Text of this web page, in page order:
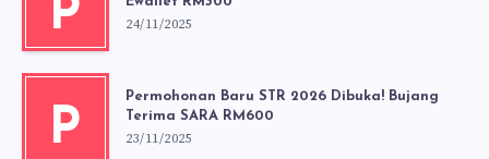
P 24/11/2025
P
Permohonan Baru STR 2026 Dibuka! Bujang
Terima SARA RM600
23/11/2025